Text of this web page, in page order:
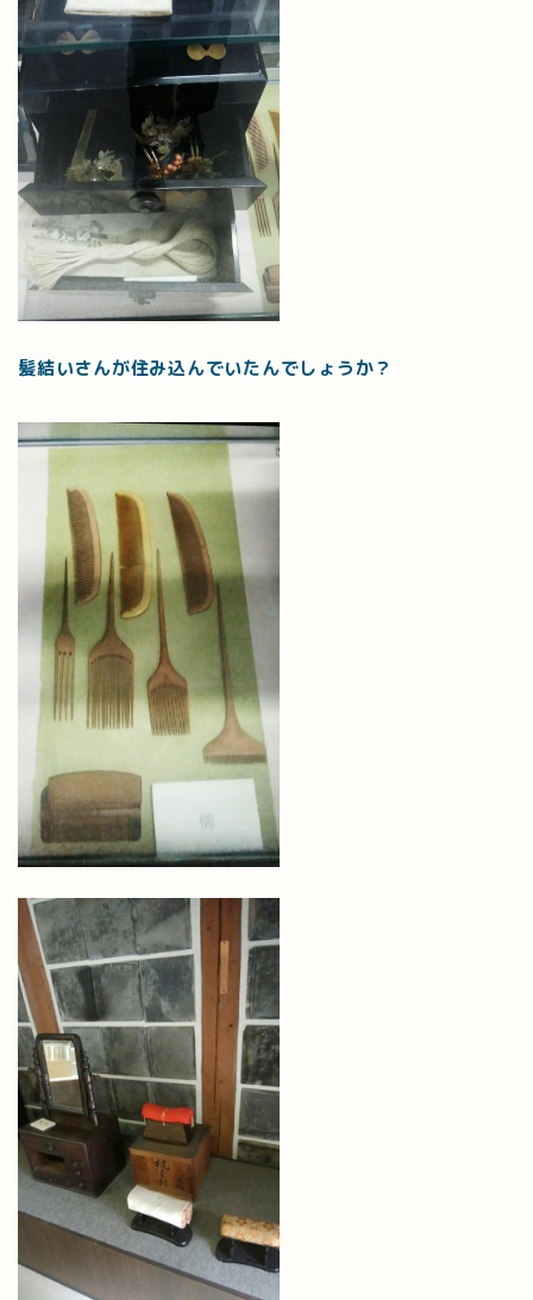
髪結いさんが住み込んでいたんでしょうか？